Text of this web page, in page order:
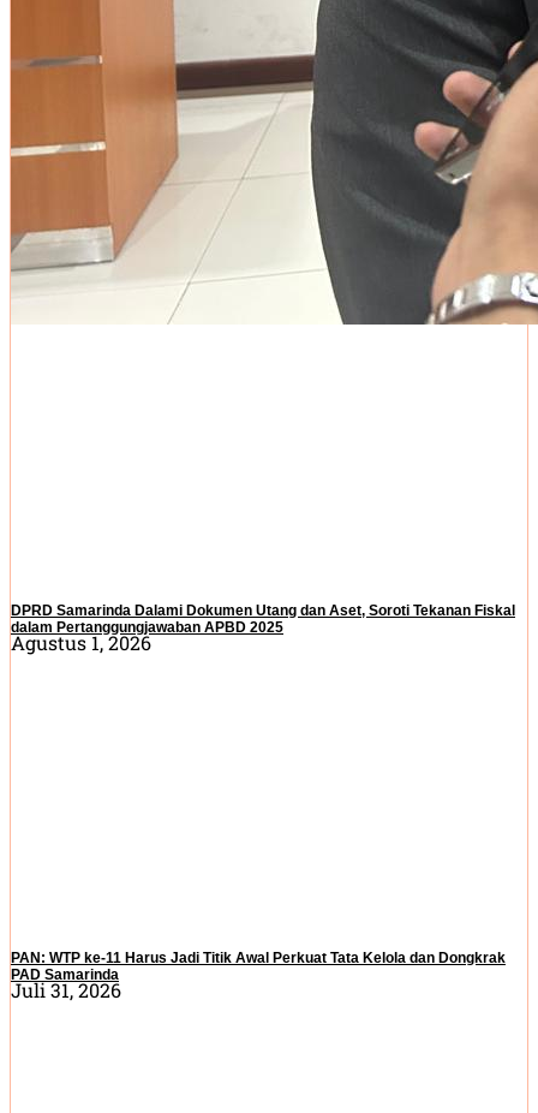
DPRD Samarinda Dalami Dokumen Utang dan Aset, Soroti Tekanan Fiskal
dalam Pertanggungjawaban APBD 2025
Agustus 1, 2026
PAN: WTP ke-11 Harus Jadi Titik Awal Perkuat Tata Kelola dan Dongkrak
PAD Samarinda
Juli 31, 2026